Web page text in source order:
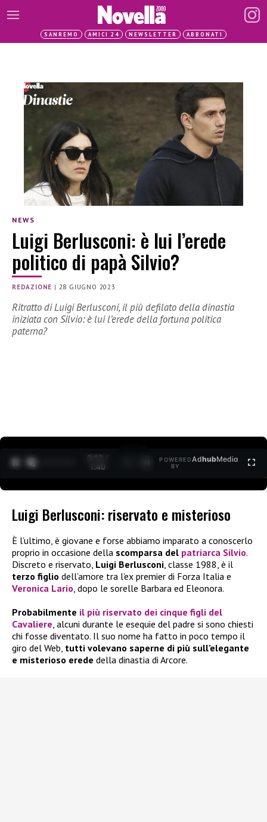
SANREMO AMICI 24 NEWSLETTER ABBONATI
NEWS
Luigi Berlusconi: è lui l’erede
politico di papà Silvio?
REDAZIONE | 28 GIUGNO 2023
Ritratto di Luigi Berlusconi, il più defilato della dinastia
iniziata con Silvio: è lui l’erede della fortuna politica
paterna?
0:12 /
1:40
POWERED
BY
AdhubMedia
Luigi Berlusconi: riservato e misterioso
È l’ultimo, è giovane e forse abbiamo imparato a conoscerlo
proprio in occasione della scomparsa del patriarca Silvio.
Discreto e riservato, Luigi Berlusconi, classe 1988, è il
terzo figlio dell’amore tra l’ex premier di Forza Italia e
Veronica Lario, dopo le sorelle Barbara ed Eleonora.
Probabilmente il più riservato dei cinque figli del
Cavaliere, alcuni durante le esequie del padre si sono chiesti
chi fosse diventato. Il suo nome ha fatto in poco tempo il
giro del Web, tutti volevano saperne di più sull’elegante
e misterioso erede della dinastia di Arcore.